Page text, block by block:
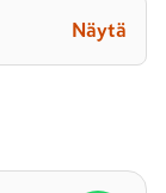
Näytä